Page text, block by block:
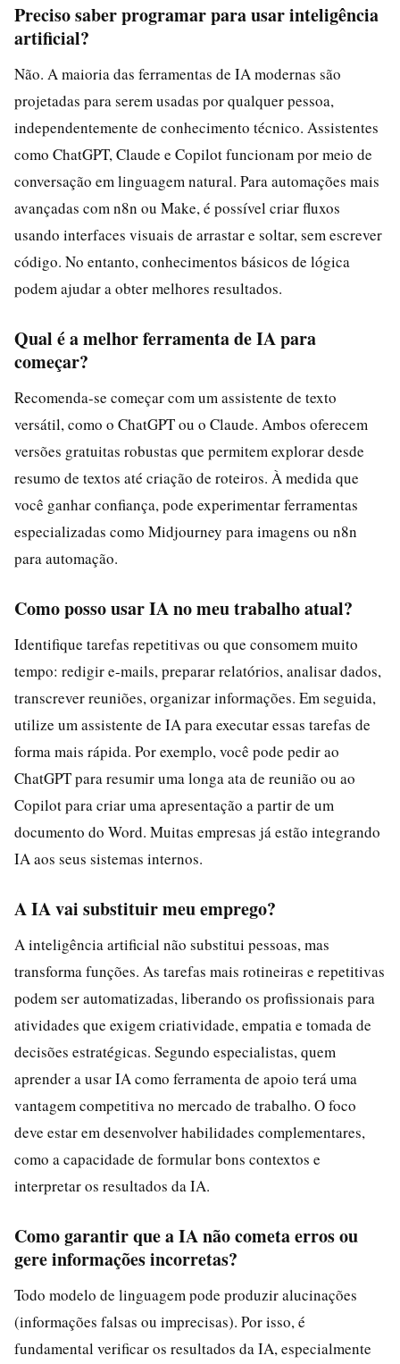
Preciso saber programar para usar inteligência
artificial?
Não. A maioria das ferramentas de IA modernas são
projetadas para serem usadas por qualquer pessoa,
independentemente de conhecimento técnico. Assistentes
como ChatGPT, Claude e Copilot funcionam por meio de
conversação em linguagem natural. Para automações mais
avançadas com n8n ou Make, é possível criar fluxos
usando interfaces visuais de arrastar e soltar, sem escrever
código. No entanto, conhecimentos básicos de lógica
podem ajudar a obter melhores resultados.
Qual é a melhor ferramenta de IA para
começar?
Recomenda-se começar com um assistente de texto
versátil, como o ChatGPT ou o Claude. Ambos oferecem
versões gratuitas robustas que permitem explorar desde
resumo de textos até criação de roteiros. À medida que
você ganhar confiança, pode experimentar ferramentas
especializadas como Midjourney para imagens ou n8n
para automação.
Como posso usar IA no meu trabalho atual?
Identifique tarefas repetitivas ou que consomem muito
tempo: redigir e-mails, preparar relatórios, analisar dados,
transcrever reuniões, organizar informações. Em seguida,
utilize um assistente de IA para executar essas tarefas de
forma mais rápida. Por exemplo, você pode pedir ao
ChatGPT para resumir uma longa ata de reunião ou ao
Copilot para criar uma apresentação a partir de um
documento do Word. Muitas empresas já estão integrando
IA aos seus sistemas internos.
A IA vai substituir meu emprego?
A inteligência artificial não substitui pessoas, mas
transforma funções. As tarefas mais rotineiras e repetitivas
podem ser automatizadas, liberando os profissionais para
atividades que exigem criatividade, empatia e tomada de
decisões estratégicas. Segundo especialistas, quem
aprender a usar IA como ferramenta de apoio terá uma
vantagem competitiva no mercado de trabalho. O foco
deve estar em desenvolver habilidades complementares,
como a capacidade de formular bons contextos e
interpretar os resultados da IA.
Como garantir que a IA não cometa erros ou
gere informações incorretas?
Todo modelo de linguagem pode produzir alucinações
(informações falsas ou imprecisas). Por isso, é
fundamental verificar os resultados da IA, especialmente